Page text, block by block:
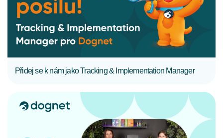
Přidej se k nám jako Tracking & Implementation Manager